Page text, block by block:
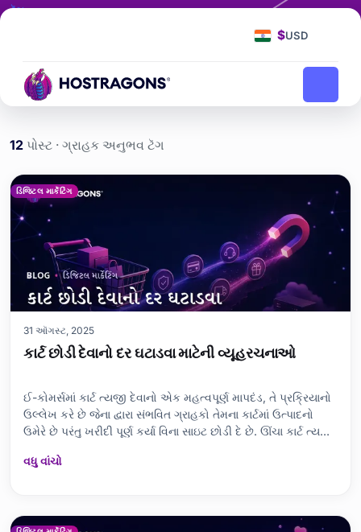
$USD
ટૅગ
હોમપેજ બ્લોગ ગ્રાહક અનુભવ
12 પોસ્ટ · ગ્રાહક અનુભવ ટૅગ
ગ્રાહક અનુભવ etiketi
ડિજિટલ માર્કેટિંગ
31 ઑગસ્ટ, 2025
કાર્ટ છોડી દેવાનો દર ઘટાડવા માટેની વ્યૂહરચનાઓ
ઈ-કોમર્સમાં કાર્ટ ત્યજી દેવાનો એક મહત્વપૂર્ણ માપદંડ, તે પ્રક્રિયાનો
ઉલ્લેખ કરે છે જેના દ્વારા સંભવિત ગ્રાહકો તેમના કાર્ટમાં ઉત્પાદનો
ઉમેરે છે પરંતુ ખરીદી પૂર્ણ કર્યા વિના સાઇટ છોડી દે છે. ઊંચા કાર્ટ ત્યજી
બ્લોગ પોસ્ટમાં, અમે કાર્ટ ત્યજી દેવાના કારણો અને અસરો
વધુ વાંચો